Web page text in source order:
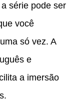
série pode ser
você
só vez. A
e
a imersão